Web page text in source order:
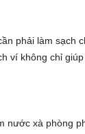
phải làm
ví không chỉ
nước xà phòng